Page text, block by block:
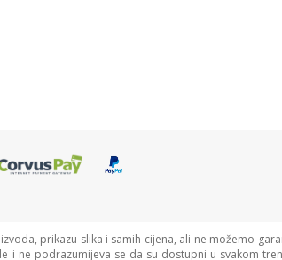
prikazu slika i samih cijena, ali ne možemo
i ne podrazumijeva se da su dostupni u svakom